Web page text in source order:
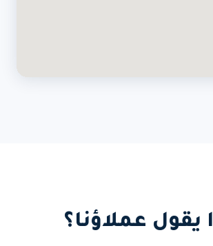
يقول عملاؤنا؟